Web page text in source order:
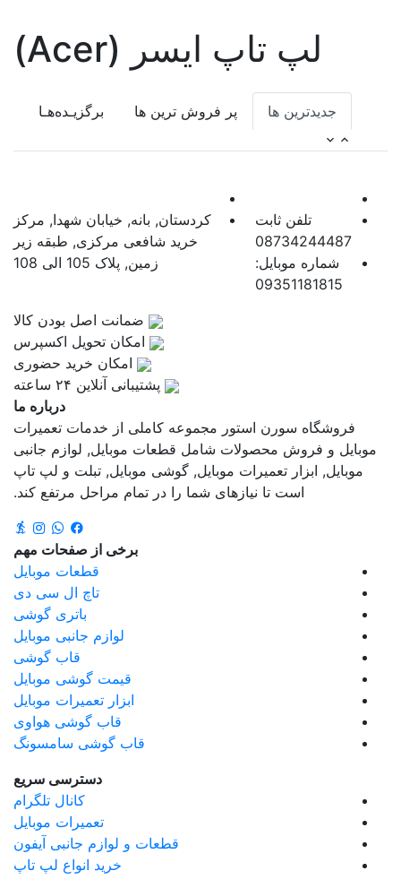
لپ تاپ ایسر (Acer)
جدیدترین ها پر فروش ترین ها برگزیـده‌هـا
تلفن ثابت
08734244487
شماره موبایل:
09351181815
کردستان, بانه, خیابان شهدا, مرکز
خرید شافعی مرکزی, طبقه زیر
زمین, پلاک 105 الی 108
ضمانت اصل بودن کالا
اﻣﮑﺎن ﺗﺤﻮﯾﻞ اﮐﺴﭙﺮس
امکان خرید حضوری
پشتیبانی آنلاین ۲۴ ساعته
درباره ما
فروشگاه سورن استور مجموعه کاملی از خدمات تعمیرات
موبایل و فروش محصولات شامل قطعات موبایل, لوازم جانبی
موبایل, ابزار تعمیرات موبایل, گوشی موبایل, تبلت و لپ تاپ
است تا نیازهای شما را در تمام مراحل مرتفع کند.
برخی از صفحات مهم
قطعات موبایل
تاچ ال سی دی
باتری گوشی
لوازم جانبی موبایل
قاب گوشی
قیمت گوشی موبایل
ابزار تعمیرات موبایل
قاب گوشی هواوی
قاب گوشی سامسونگ
دسترسی سریع
کانال تلگرام
تعمیرات موبایل
قطعات و لوازم جانبی آیفون
خرید انواع لپ تاپ